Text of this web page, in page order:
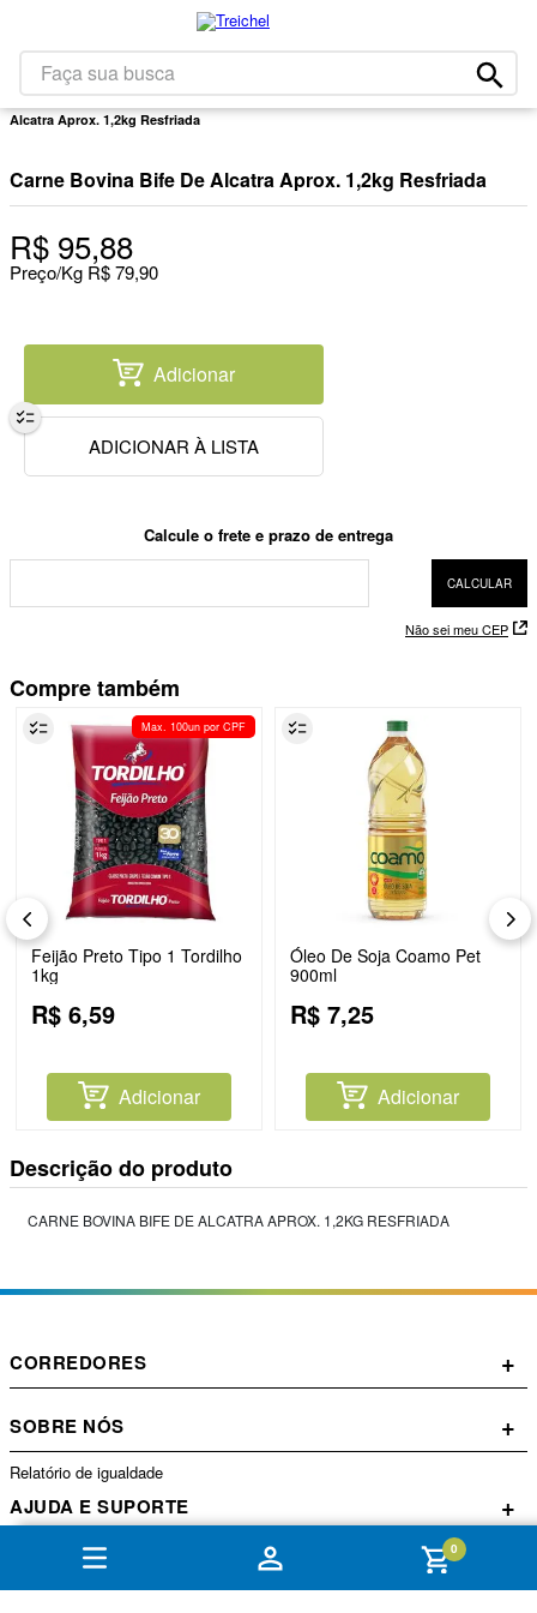
Faça sua busca
0
Carne Bovina Bife De
Alcatra Aprox. 1,2kg Resfriada
Carne Bovina Bife De Alcatra Aprox. 1,2kg Resfriada
R$ 95,88
Preço/Kg R$79,90
Adicionar
Não sei meu CEP
Compre também
Max. 100un por CPF
Feijão Preto Tipo 1 Tordilho
1kg
R$ 6,59
Adicionar
Óleo De Soja Coamo Pet
900ml
R$ 7,25
Adicionar
Descrição do produto
CARNE BOVINA BIFE DE ALCATRA APROX. 1,2KG RESFRIADA
CORREDORES +
SOBRE NÓS +
Relatório de igualdade
AJUDA E SUPORTE +
2º leite
3º papel higiênico
5º iogurte
7º chocolate
9º arroz
detergente